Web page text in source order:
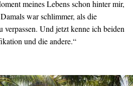
meines Lebens schon hinter mir,
war schlimmer, als die
Und jetzt kenne ich beiden
und die andere.“